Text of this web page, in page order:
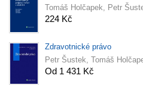
Tomáš Holčapek, Petr
224 Kč
Zdravotnické právo
Petr Šustek, Tomáš
Od 1 431 Kč